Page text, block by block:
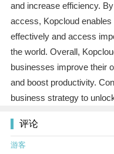
and increase efficiency.
access, Kopcloud
effectively and access
the world. Overall,
businesses improve their
and boost productivity.
business strategy to
评论
游客